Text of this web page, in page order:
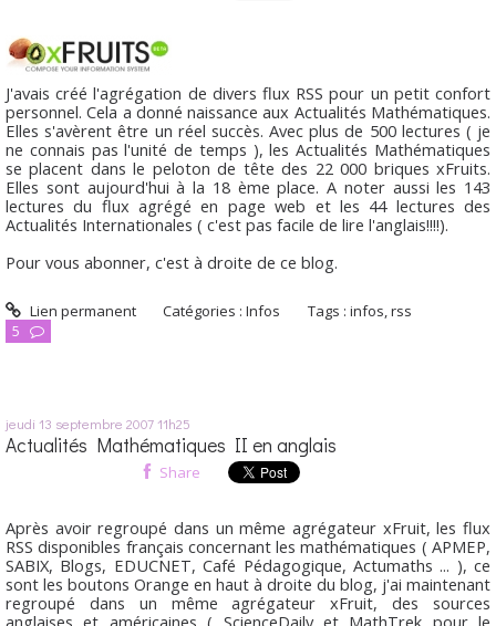
J'avais créé l'agrégation de divers flux RSS pour un petit confort
personnel. Cela a donné naissance aux Actualités Mathématiques.
Elles s'avèrent être un réel succès. Avec plus de 500 lectures ( je
ne connais pas l'unité de temps ), les Actualités Mathématiques
se placent dans le peloton de tête des 22 000 briques xFruits.
Elles sont aujourd'hui à la 18 ème place. A noter aussi les 143
lectures du flux agrégé en page web et les 44 lectures des
Actualités Internationales ( c'est pas facile de lire l'anglais!!!!).
Pour vous abonner, c'est à droite de ce blog.
Lien permanent Catégories :Infos Tags :infos ,rss
5
jeudi 13 septembre 200711h25
Actualités Mathématiques II en anglais
Share
Après avoir regroupé dans un même agrégateur xFruit, les flux
RSS disponibles français concernant les mathématiques ( APMEP,
SABIX, Blogs, EDUCNET, Café Pédagogique, Actumaths ... ), ce
sont les boutons Orange en haut à droite du blog, j'ai maintenant
regroupé dans un même agrégateur xFruit, des sources